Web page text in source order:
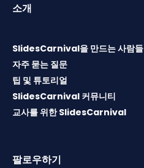
소개
SlidesCarnival을 만드는 사람들
자주 묻는 질문
팁 및 튜토리얼
SlidesCarnival 커뮤니티
교사를 위한 SlidesCarnival
팔로우하기